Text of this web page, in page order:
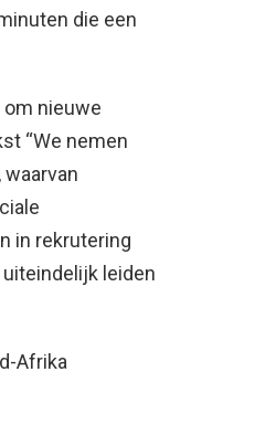
die een
nieuwe
“We nemen
in rekrutering
leiden
Afrika